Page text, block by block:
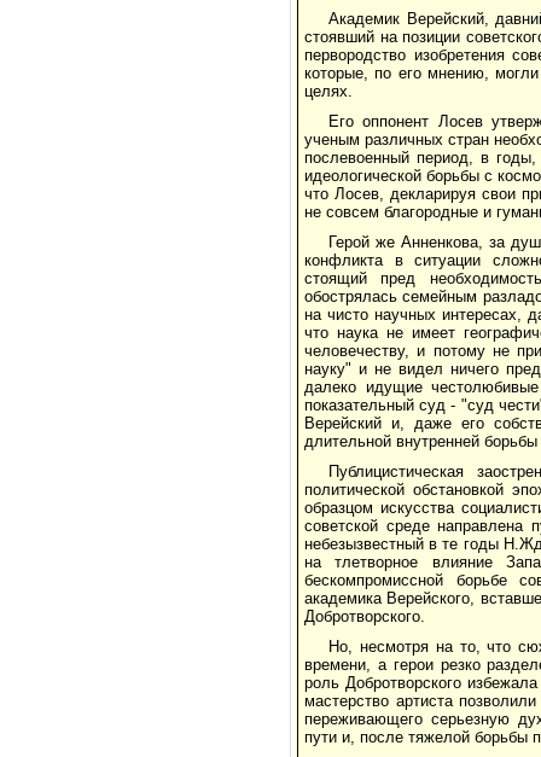
Академик Верейский,
стоявший на позиции
первородство изобретения
которые, по его мнению,
целях.
Его оппонент Лосев
ученым различных стран
послевоенный период, в
идеологической борьбы с
что Лосев, декларируя свои
не совсем благородные и
Герой же Анненкова, за
конфликта в ситуации
стоящий пред
обострялась семейным
на чисто научных интересах,
что наука не имеет
человечеству, и потому не
науку" и не видел ничего
далеко идущие
показательный суд - "суд
Верейский и, даже его
длительной внутренней
Публицистическая
политической обстановкой
образцом искусства
советской среде направлена
небезызвестный в те годы
на тлетворное влияние
бескомпромиссной борьбе
академика Верейского,
Добротворского.
Но, несмотря на то, что
времени, а герои резко
роль Добротворского
мастерство артиста
переживающего серьезную
пути и, после тяжелой борьбы